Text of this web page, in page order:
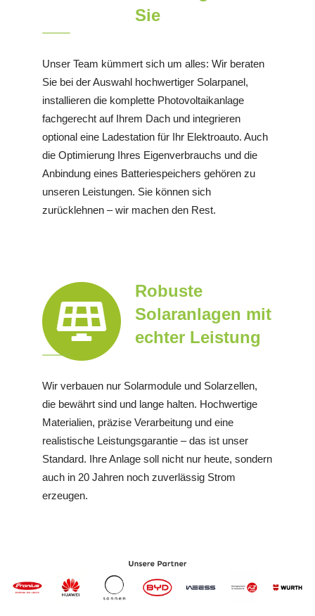
Sie
Unser Team kümmert sich um alles: Wir beraten
Sie bei der Auswahl hochwertiger Solarpanel,
installieren die komplette Photovoltaikanlage
fachgerecht auf Ihrem Dach und integrieren
optional eine Ladestation für Ihr Elektroauto. Auch
die Optimierung Ihres Eigenverbrauchs und die
Anbindung eines Batteriespeichers gehören zu
unseren Leistungen. Sie können sich
zurücklehnen – wir machen den Rest.
Robuste
Solaranlagen mit
echter Leistung
Wir verbauen nur Solarmodule und Solarzellen,
die bewährt sind und lange halten. Hochwertige
Materialien, präzise Verarbeitung und eine
realistische Leistungsgarantie – das ist unser
Standard. Ihre Anlage soll nicht nur heute, sondern
auch in 20 Jahren noch zuverlässig Strom
erzeugen.